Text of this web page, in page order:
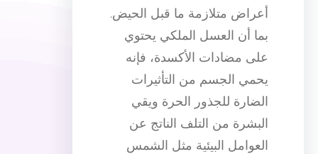
أعراض متلازمة ما قبل الحيض.
بما أن العسل الملكي يحتوي
على مضادات الأكسدة، فإنه
يحمي الجسم من التأثيرات
الضارة للجذور الحرة ويقي
البشرة من التلف الناتج عن
العوامل البيئية مثل الشمس